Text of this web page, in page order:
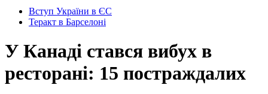
Вступ України в ЄС
Теракт в Барселоні
У Канаді стався вибух в
ресторані: 15 постраждалих